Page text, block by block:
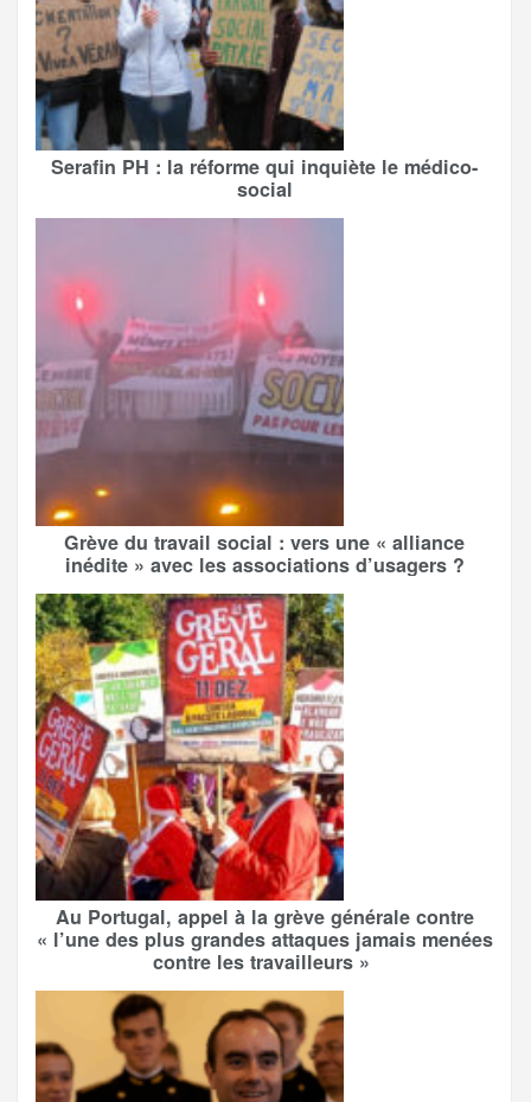
Serafin PH : la réforme qui inquiète le médico-
social
Grève du travail social : vers une « alliance
inédite » avec les associations d’usagers ?
Au Portugal, appel à la grève générale contre
« l’une des plus grandes attaques jamais menées
contre les travailleurs »